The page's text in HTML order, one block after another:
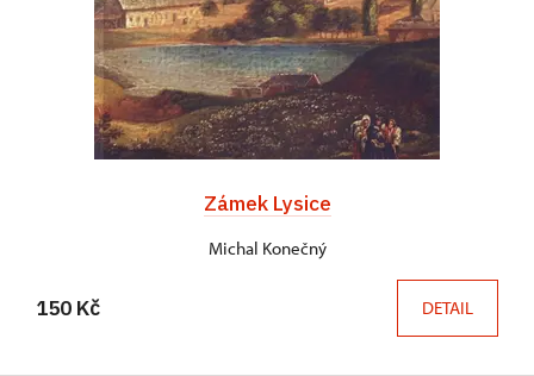
Zámek Lysice
Michal Konečný
150 Kč DETAIL